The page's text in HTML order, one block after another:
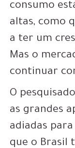
consumo
altas, como
a ter um
Mas o
continuar
O
as grandes
adiadas para
que o Brasil